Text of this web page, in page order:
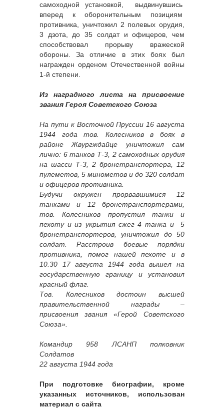
самоходной установкой, выдвинувшись
вперед к оборонительным позициям
противника, уничтожил 2 полевых орудия,
3 дзота, до 35 солдат и офицеров, чем
способствовал прорыву вражеской
обороны. За отличие в этих боях был
награжден орденом Отечественной войны
1-й степени.
Из наградного листа на присвоение
звания Героя Советского Союза
На пути к Восточной Пруссии 16 августа
1944 года тов. Колесников в боях в
районе Жвургждайце уничтожил сам
лично: 6 танков Т-3, 2 самоходных орудия
на шасси Т-3, 2 бронетранспортера, 12
пулеметов, 5 минометов и до 320 солдат
и офицеров противника.
Будучи окружен прорвавшимися 12
танками и 12 бронетранспортерами,
тов. Колесников пропустил танки и
пехоту и из укрытия сжег 4 танка и 5
бронетранспортеров, уничтожил до 50
солдат. Расстроив боевые порядки
противника, помог нашей пехоте и в
10.30 17 августа 1944 года вышел на
государственную границу и установил
красный флаг.
Тов. Колесников достоин высшей
правительственной награды –
присвоения звания «Герой Советского
Союза».
Командир 958 ЛСАНП полковник
Солдатов
22 августа 1944 года
При подготовке биографии, кроме
указанных источников, использован
материал с сайта